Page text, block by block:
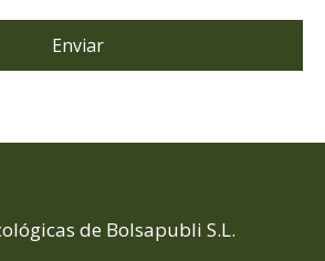
de Bolsapubli S.L.